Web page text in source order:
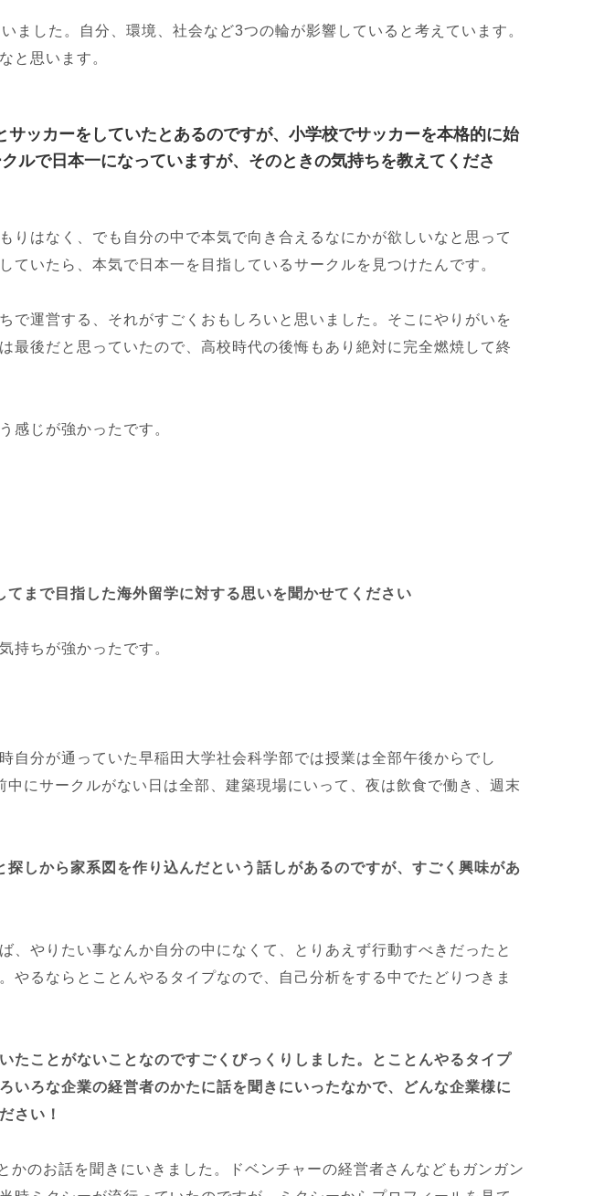
した。自分、環境、社会など3つの輪が影響していると考えています。
と思います。
ッカーをしていたとあるのですが、小学校でサッカーを本格的に始
ルで日本一になっていますが、そのときの気持ちを教えてくださ
はなく、でも自分の中で本気で向き合えるなにかが欲しいなと思って
いたら、本気で日本一を目指しているサークルを見つけたんです。
運営する、それがすごくおもしろいと思いました。そこにやりがいを
後だと思っていたので、高校時代の後悔もあり絶対に完全燃焼して終
感じが強かったです。
まで目指した海外留学に対する思いを聞かせてください
持ちが強かったです。
分が通っていた早稲田大学社会科学部では授業は全部午後からでし
にサークルがない日は全部、建築現場にいって、夜は飲食で働き、週末
しから家系図を作り込んだという話しがあるのですが、すごく興味があ
やりたい事なんか自分の中になくて、とりあえず行動すべきだったと
るならとことんやるタイプなので、自己分析をする中でたどりつきま
たことがないことなのですごくびっくりしました。とことんやるタイプ
ろな企業の経営者のかたに話を聞きにいったなかで、どんな企業様に
さい！
のお話を聞きにいきました。ドベンチャーの経営者さんなどもガンガン